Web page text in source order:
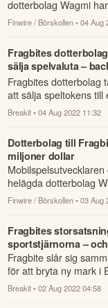
dotterbolag Wagmi
Kat, som är ett annat
Finwire / Börskollen • 04 Aug
Fragbites
sälja spelvaluta –
Web3
Fragbites dotterbolag
att sälja speltokens
Breakit • 04 Aug 2022 11:32
Dotterbolag till
miljoner dollar
helägda dotterbolag
med flertalet
Finwire / Börskollen • 03 Aug
Fragbites
sportstjärnorna –
Fragbite slår sig
för att bryta ny mark i
Breakit • 02 Aug 2022 04:58